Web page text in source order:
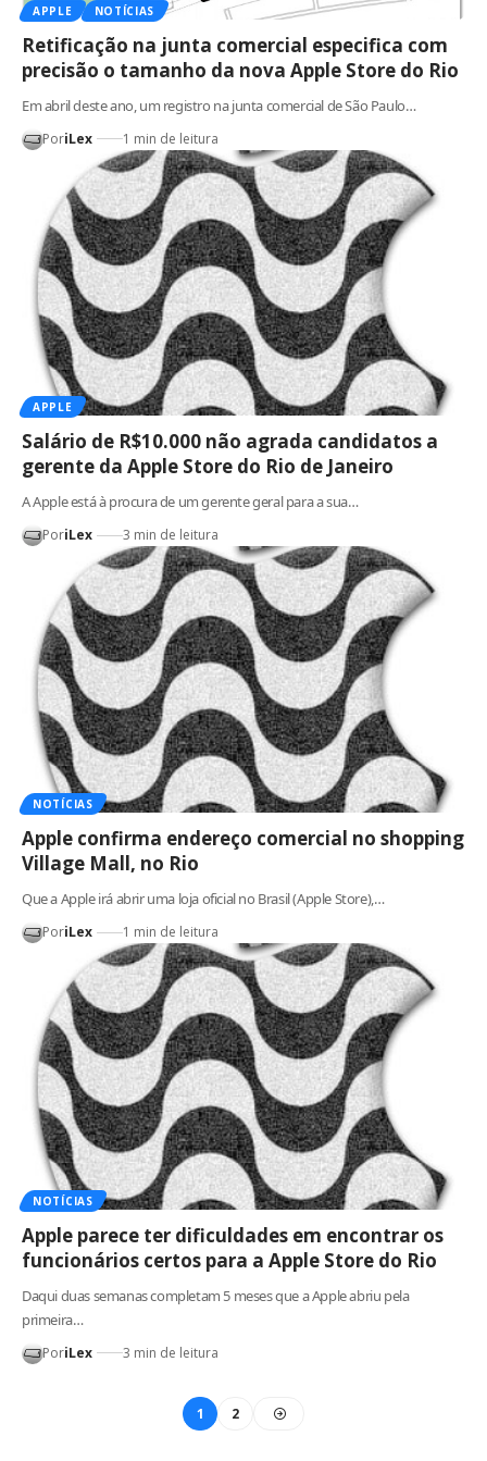
APPLE NOTÍCIAS
Retificação na junta comercial especifica com
precisão o tamanho da nova Apple Store do Rio
Em abril deste ano, um registro na junta comercial de São Paulo…
PoriLex 1 min de leitura
APPLE
Salário de R$10.000 não agrada candidatos a
gerente da Apple Store do Rio de Janeiro
A Apple está à procura de um gerente geral para a sua…
PoriLex 3 min de leitura
NOTÍCIAS
Apple confirma endereço comercial no shopping
Village Mall, no Rio
Que a Apple irá abrir uma loja oficial no Brasil (Apple Store),…
PoriLex 1 min de leitura
NOTÍCIAS
Apple parece ter dificuldades em encontrar os
funcionários certos para a Apple Store do Rio
Daqui duas semanas completam 5 meses que a Apple abriu pela
primeira…
PoriLex 3 min de leitura
1 2